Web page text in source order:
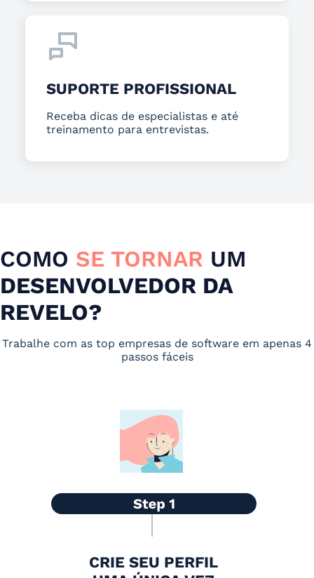
SUPORTE PROFISSIONAL
Receba dicas de especialistas e até
treinamento para entrevistas.
COMO SE TORNAR UM
DESENVOLVEDOR DA
REVELO?
Trabalhe com as top empresas de software em apenas 4
passos fáceis
CRIE SEU PERFIL